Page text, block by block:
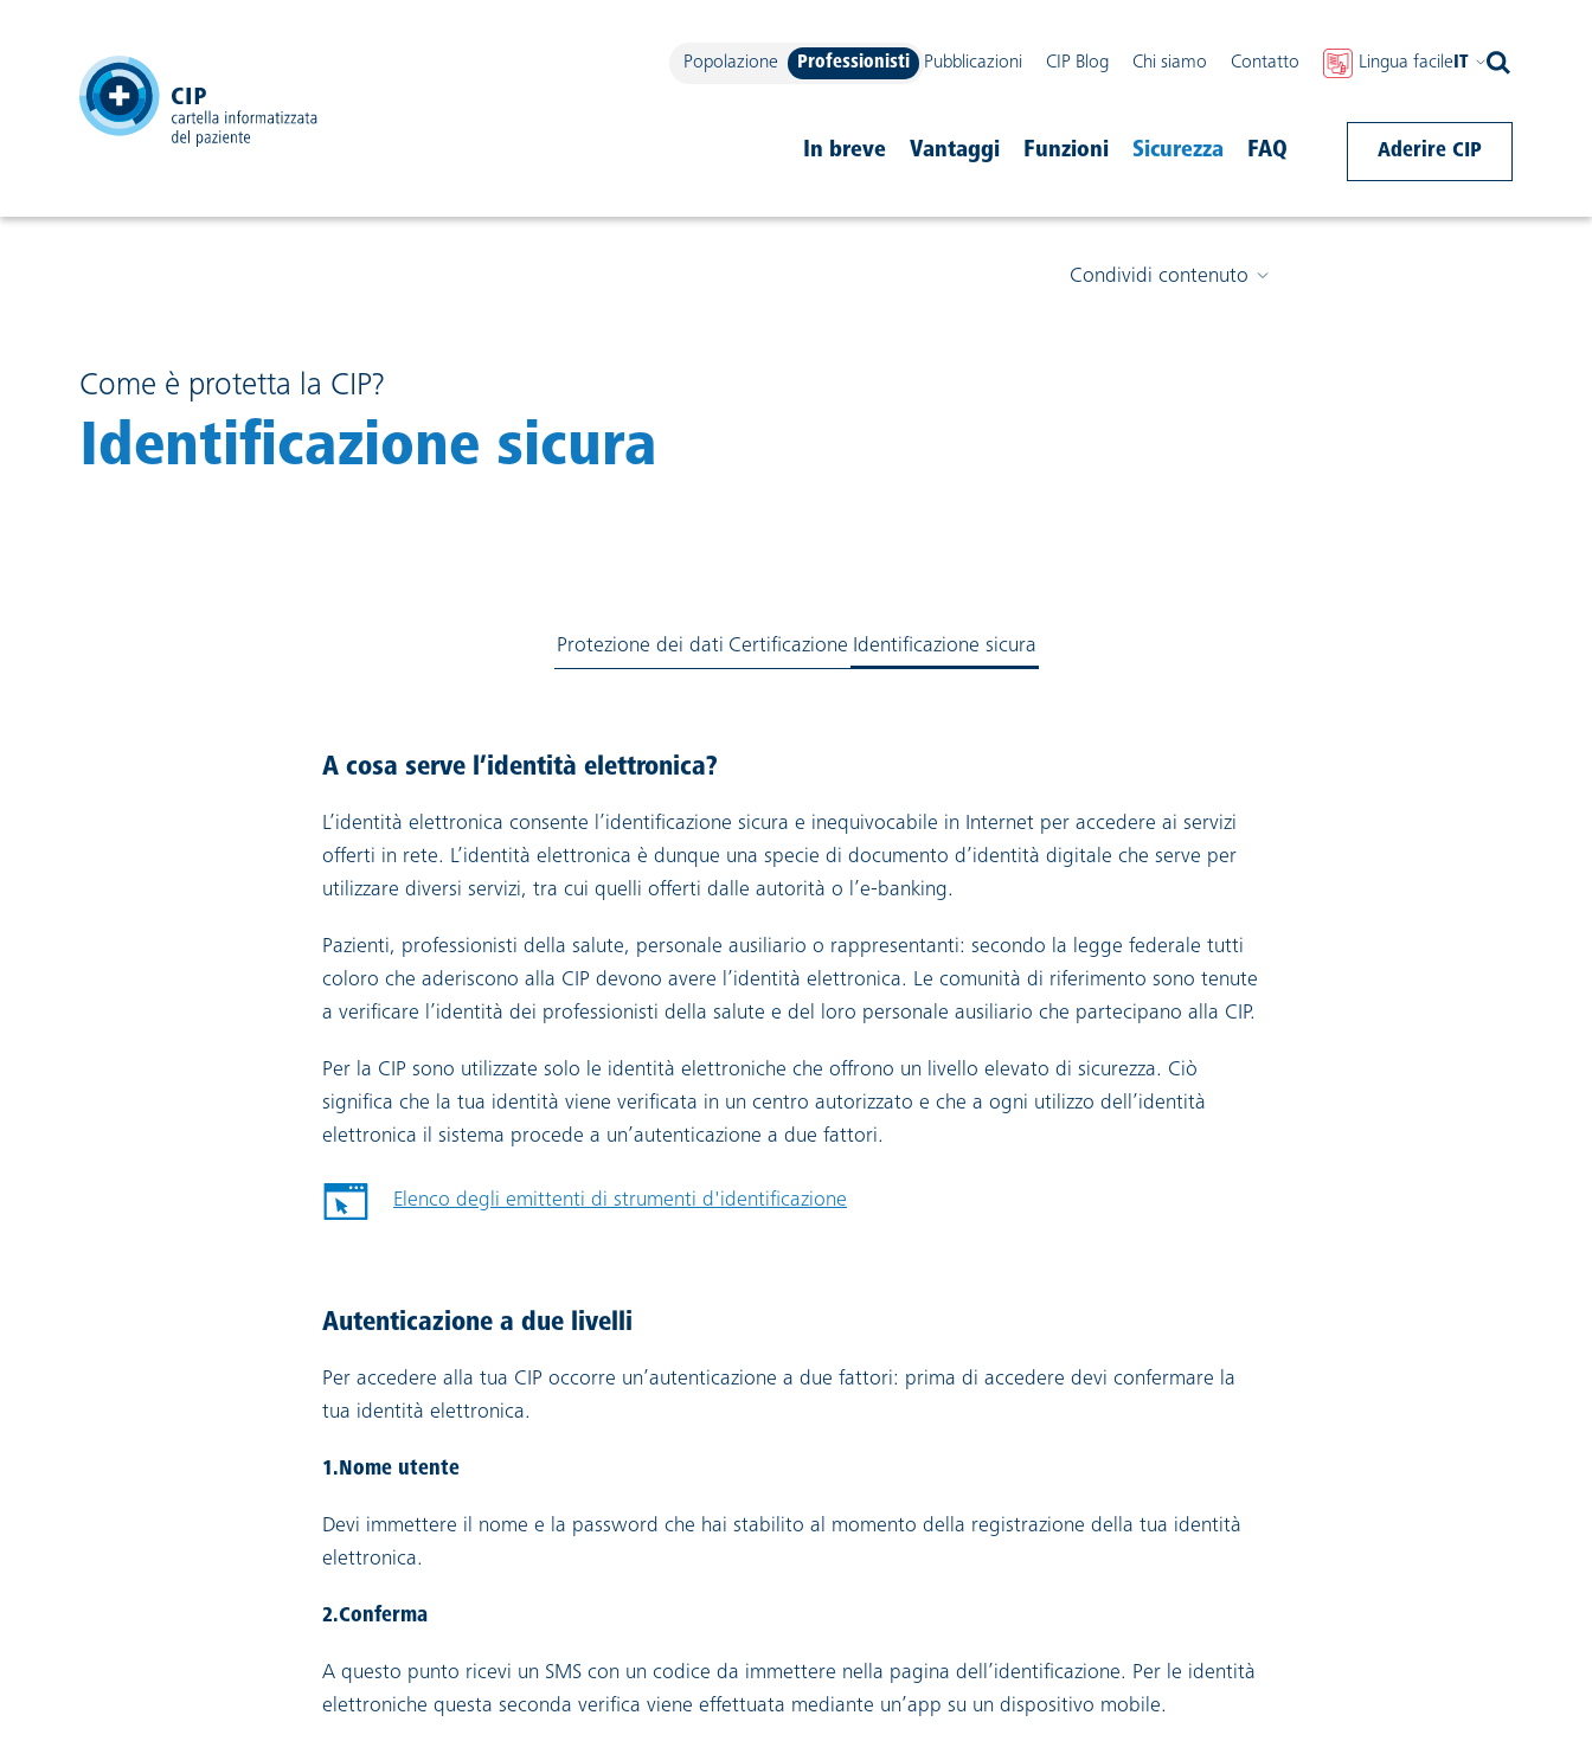
navigazione
Popolazione Professionisti Pubblicazioni CIP Blog Chi siamo Contatto Lingua facile IT
In breve Vantaggi Funzioni Sicurezza FAQ Aderire CIP
Condividi contenuto
Come è protetta la CIP?
Identificazione sicura
Protezione dei dati Certificazione Identificazione sicura
A cosa serve l’identità elettronica?
L’identità elettronica consente l’identificazione sicura e inequivocabile in Internet per accedere ai servizi
offerti in rete. L’identità elettronica è dunque una specie di documento d’identità digitale che serve per
utilizzare diversi servizi, tra cui quelli offerti dalle autorità o l’e-banking.
Pazienti, professionisti della salute, personale ausiliario o rappresentanti: secondo la legge federale tutti
coloro che aderiscono alla CIP devono avere l’identità elettronica. Le comunità di riferimento sono tenute
a verificare l’identità dei professionisti della salute e del loro personale ausiliario che partecipano alla CIP.
Per la CIP sono utilizzate solo le identità elettroniche che offrono un livello elevato di sicurezza. Ciò
significa che la tua identità viene verificata in un centro autorizzato e che a ogni utilizzo dell’identità
elettronica il sistema procede a un’autenticazione a due fattori.
Elenco degli emittenti di strumenti d'identificazione
Autenticazione a due livelli
Per accedere alla tua CIP occorre un’autenticazione a due fattori: prima di accedere devi confermare la
tua identità elettronica.
1.Nome utente
Devi immettere il nome e la password che hai stabilito al momento della registrazione della tua identità
elettronica.
2.Conferma
A questo punto ricevi un SMS con un codice da immettere nella pagina dell’identificazione. Per le identità
elettroniche questa seconda verifica viene effettuata mediante un’app su un dispositivo mobile.